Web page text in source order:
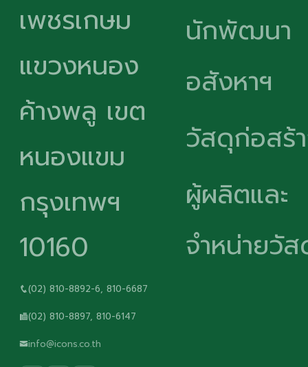
เพชรเกษม
แขวงหนอง
ค้างพลู เขต
หนองแขม
กรุงเทพฯ
10160
(02) 810-8892-6, 810-6687
(02) 810-8897, 810-6147
info@icons.co.th
นักพัฒนา
อสังหาฯ
วัสดุก่อสร้
ผู้ผลิตและ
จำหน่ายวั